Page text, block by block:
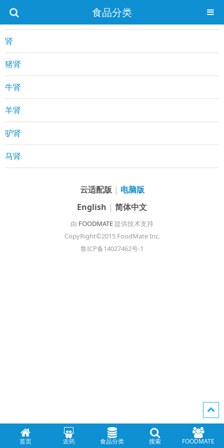
食品分类
肾
猪肾
牛肾
羊肾
驴肾
马肾
云适配版 | 电脑版
English | 简体中文
由 FOODMATE提供技术支持
CopyRight©2015 FoodMate Inc.
鲁ICP备14027462号-1
首页 农药 食品分类 搜索 FOODMATE